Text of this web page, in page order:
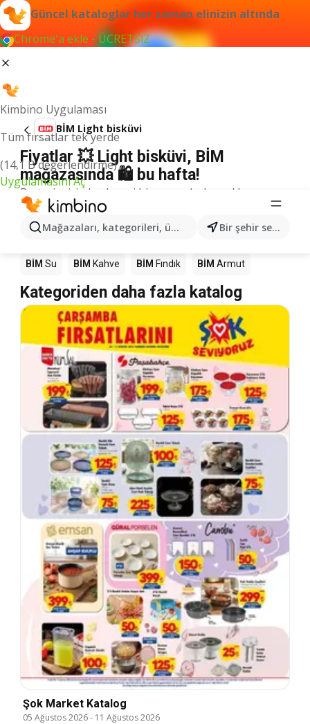
Güncel kataloglar her zaman elinizin altında
Chrome'a ekle - ÜCRETSİZ
Kimbino Uygulaması
Tüm fırsatlar tek yerde
(14,1 B değerlendirme)
Uygulamasını Aç
Mağazaları, kategorileri, ürünleri arayın... Bir şehir seçin
BİM Light bisküvi
Fiyatlar 💥 Light bisküvi, BİM
mağazasında 🛍️ bu hafta!
Bu terim için herhangi bir sonuç bulamadık.
Mağazalardaki diğer ürünler BİM
BİM Mango BİM Döner BİM LEGO
BİM Su BİM Kahve BİM Fındık BİM Armut
Kategoriden daha fazla katalog
Şok Market Katalog
05 Ağustos 2026- 11 Ağustos 2026